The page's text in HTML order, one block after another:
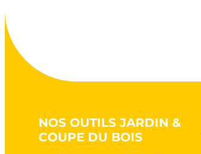
NOS OUTILS JARDIN &
COUPE DU BOIS